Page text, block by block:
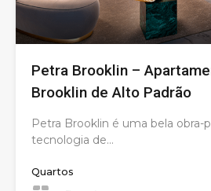
Petra Brooklin –
Brooklin de Alto Padrão
Petra Brooklin é uma bela obra-
tecnologia de…
Quartos